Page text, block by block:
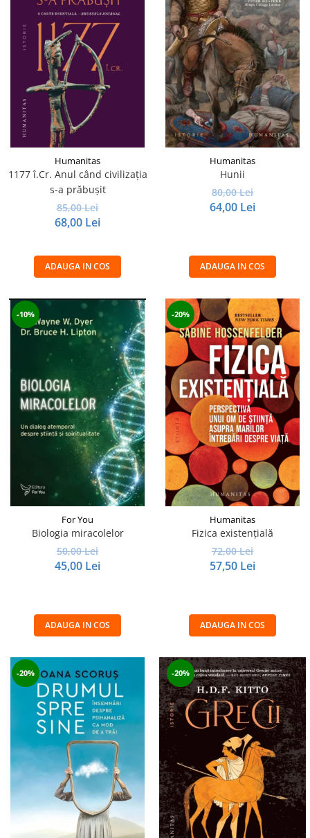
Humanitas
1177 î.Cr. Anul când civilizaţia
s-a prăbuşit
85,00 Lei
68,00 Lei
ADAUGA IN COS
Humanitas
Hunii
80,00 Lei
64,00 Lei
ADAUGA IN COS
-10%
For You
Biologia miracolelor
50,00 Lei
45,00 Lei
ADAUGA IN COS
-20%
Humanitas
Fizica existenţială
72,00 Lei
57,50 Lei
ADAUGA IN COS
-20% -20%